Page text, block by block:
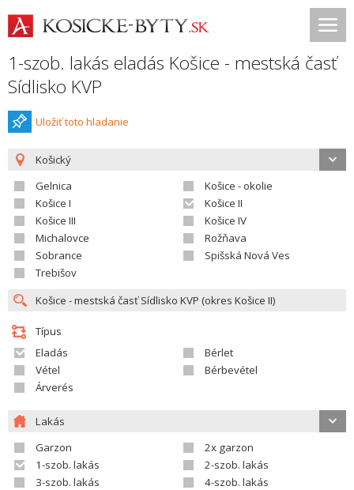
1-szob. lakás eladás Košice - mestská časť
Sídlisko KVP
Uložiť toto hladanie
Košický
Gelnica
Košice - okolie
Košice I
Košice II
Košice III
Košice IV
Michalovce
Rožňava
Sobrance
Spišská Nová Ves
Trebišov
Típus
Eladás
Bérlet
Vétel
Bérbevétel
Árverés
Lakás
Garzon
2x garzon
1-szob. lakás
2-szob. lakás
3-szob. lakás
4-szob. lakás